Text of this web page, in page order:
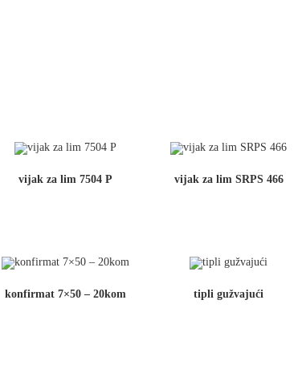
vijak za lim 7504 P vijak za lim SRPS 466
konfirmat 7×50 – 20kom tipli gužvajući